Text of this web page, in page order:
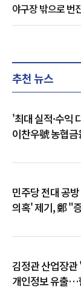
야구장 밖으로 번
추천 뉴스
'최대 실적·수익
이찬우號 농협
민주당 전대 공
의혹' 제기, 鄭 "
김정관 산업장
개인정보 유출…